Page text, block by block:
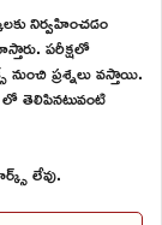
నిర్వహించడం
పరీక్షలో
నుంచి ప్రశ్నలు వస్తాయి.
లో తెలిపినటువంటి
లేవు.